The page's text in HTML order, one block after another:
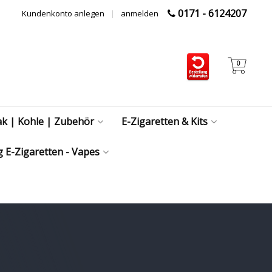
0171 - 6124207
anmelden
|
Kundenkonto anlegen
0
| Kohle | Zubehör E-Zigaretten & Kits
E-Zigaretten - Vapes